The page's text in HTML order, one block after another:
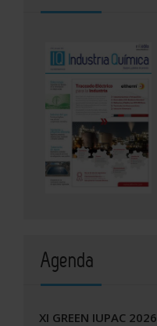
Agenda
XI GREEN IUPAC 2026